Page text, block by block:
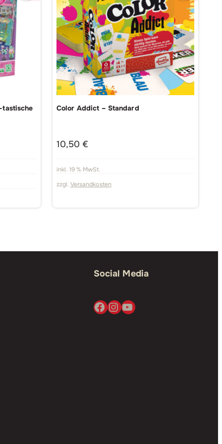
tastische
Color Addict – Standard
10,50 €
inkl. 19 % MwSt.
zzgl. Versandkosten
Social Media
Facebook
Instagram
YouTube